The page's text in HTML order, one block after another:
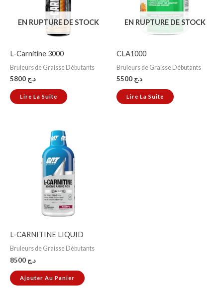
EN RUPTURE DE STOCK
L-Carnitine 3000
Bruleurs de Graisse Débutants
د.ج
Lire La Suite
EN RUPTURE DE STOCK
CLA1000
Bruleurs de Graisse Débutants
د.ج
Lire La Suite
L-CARNITINE LIQUID
Bruleurs de Graisse Débutants
د.ج
Ajouter Au Panier